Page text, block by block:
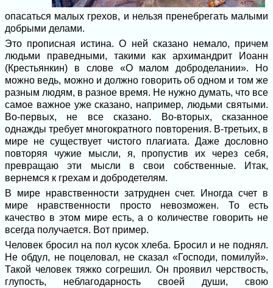
опасаться малых грехов, и нельзя пренебрегать малыми
добрыми делами.
Это прописная истина. О ней сказано немало, причем
людьми праведными, такими как архимандрит Иоанн
(Крестьянкин) в слове «О малом доброделании». Но
можно ведь, можно и должно говорить об одном и том же
разным людям, в разное время. Не нужно думать, что все
самое важное уже сказано, например, людьми святыми.
Во-первых, не все сказано. Во-вторых, сказанное
однажды требует многократного повторения. В-третьих, в
мире не существует чистого плагиата. Даже дословно
повторяя чужие мысли, я, пропустив их через себя,
превращаю эти мысли в свои собственные. Итак,
вернемся к грехам и добродетелям.
В мире нравственности затруднен счет. Иногда счет в
мире нравственности просто невозможен. То есть
качество в этом мире есть, а о количестве говорить не
всегда получается. Вот пример.
Человек бросил на пол кусок хлеба. Бросил и не поднял.
Не обдул, не поцеловал, не сказал «Господи, помилуй».
Такой человек тяжко согрешил. Он проявил черствость,
глупость, неблагодарность своей души, свою